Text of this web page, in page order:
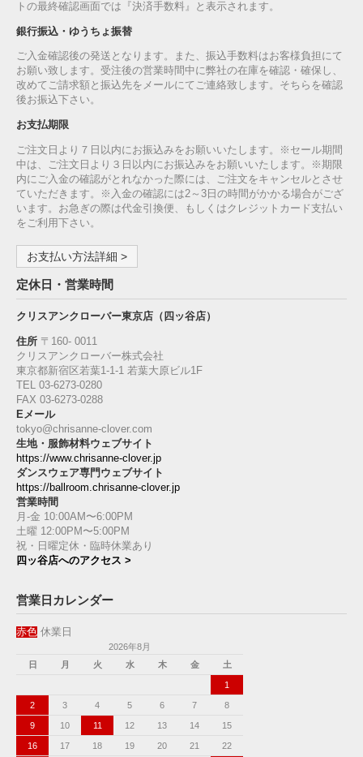
トの最終確認画面では『決済手数料』と表示されます。
銀行振込・ゆうちょ振替
ご入金確認後の発送となります。また、振込手数料はお客様負担にて
お願い致します。受注後の営業時間中に弊社の在庫を確認・確保し、
改めてご請求額と振込先をメールにてご連絡致します。そちらを確認
後お振込下さい。
お支払期限
ご注文日より７日以内にお振込みをお願いいたします。※セール期間
中は、ご注文日より３日以内にお振込みをお願いいたします。※期限
内にご入金の確認がとれなかった際には、ご注文をキャンセルとさせ
ていただきます。※入金の確認には2～3日の時間がかかる場合がござ
います。お急ぎの際は代金引換便、もしくはクレジットカード支払い
をご利用下さい。
お支払い方法詳細 >
定休日・営業時間
クリスアンクローバー東京店（四ッ谷店）
住所 〒160‐ 0011
クリスアンクローバー株式会社
東京都新宿区若葉1‐1-1 若葉大原ビル1F
TEL 03-6273-0280
FAX 03-6273-0288
Eメール
tokyo@chrisanne-clover.com
生地・服飾材料ウェブサイト
https://www.chrisanne-clover.jp
ダンスウェア専門ウェブサイト
https://ballroom.chrisanne-clover.jp
営業時間
月-金 10:00AM〜6:00PM
土曜 12:00PM〜5:00PM
祝・日曜定休・臨時休業あり
四ッ谷店へのアクセス >
営業日カレンダー
赤色 休業日
2026年8月
日
月 火 水 木 金 土
1
2 3 4 5 6 7 8
9 10 11 12 13 14 15
16 17 18 19 20 21 22